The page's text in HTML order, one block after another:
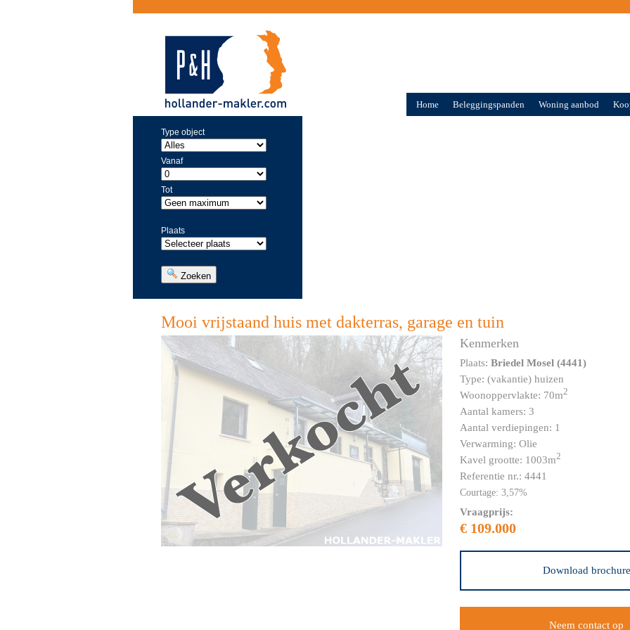
Home Beleggingspanden Woning aanbod
Type object
Vanaf
Tot
Plaats
Zoeken
Mooi vrijstaand huis met dakterras, garage en tuin
Kenmerken
Plaats: Briedel Mosel (4441)
Type: (vakantie) huizen
Woonoppervlakte: 70m2
Aantal kamers: 3
Aantal verdiepingen: 1
Verwarming: Olie
Kavel grootte: 1003m2
Referentie nr.: 4441
Courtage: 3,57%
Vraagprijs:
€ 109.000
Download brochure
Neem contact op